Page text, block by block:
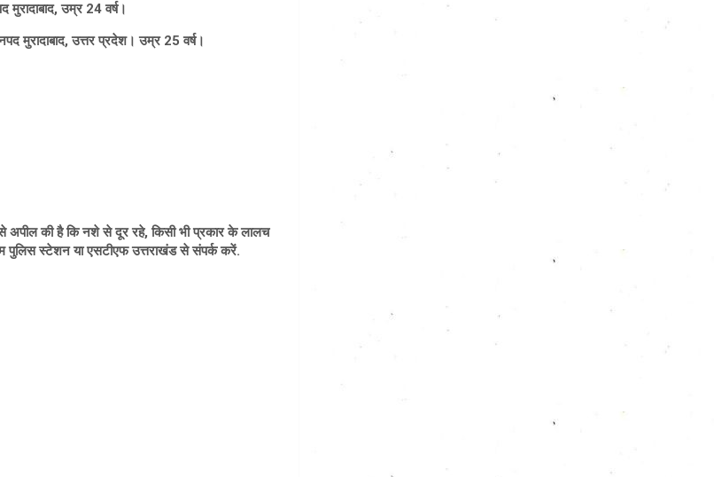
मुरादाबाद, उम्र 24 वर्ष।
मुरादाबाद, उत्तर प्रदेश। उम्र 25 वर्ष।
अपील की है कि नशे से दूर रहे, किसी भी प्रकार के लालच
पुलिस स्टेशन या एसटीएफ उत्तराखंड से संपर्क करें.